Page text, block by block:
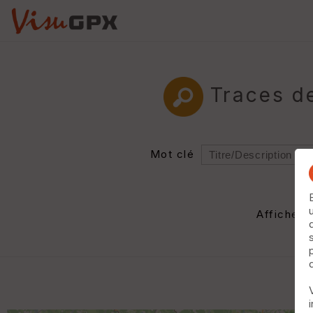
Traces
Mot clé
Auteur
Afficher